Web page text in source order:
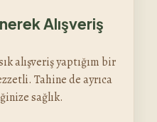
Alışveriş
alışveriş yaptığım bir
Tahine de ayrıca
sağlık.